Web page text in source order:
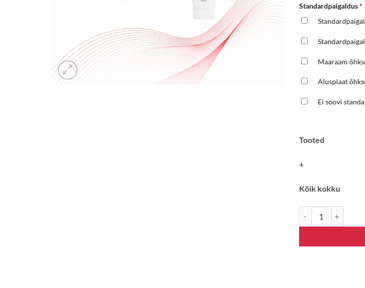
Standardpaigaldus *
Maaraam
Alusplaat
Ei soovi
Tooted
+
Kõik kokku